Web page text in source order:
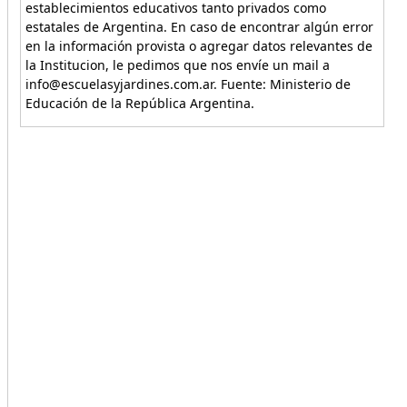
establecimientos educativos tanto privados como
estatales de Argentina. En caso de encontrar algún error
en la información provista o agregar datos relevantes de
la Institucion, le pedimos que nos envíe un mail a
info@escuelasyjardines.com.ar. Fuente: Ministerio de
Educación de la República Argentina.